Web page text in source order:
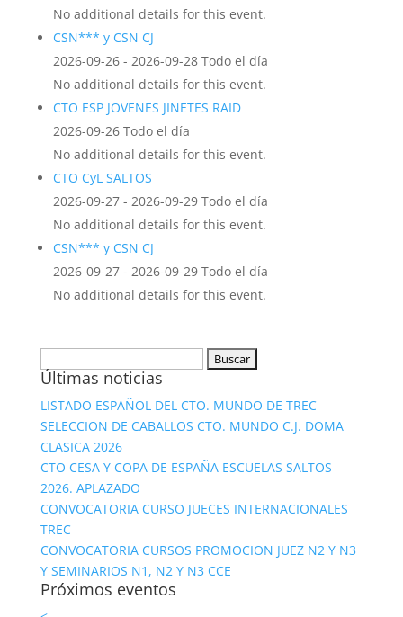
No additional details for this event.
CSN*** y CSN CJ
2026-09-26 - 2026-09-28 Todo el día
No additional details for this event.
CTO ESP JOVENES JINETES RAID
2026-09-26 Todo el día
No additional details for this event.
CTO CyL SALTOS
2026-09-27 - 2026-09-29 Todo el día
No additional details for this event.
CSN*** y CSN CJ
2026-09-27 - 2026-09-29 Todo el día
No additional details for this event.
Últimas noticias
LISTADO ESPAÑOL DEL CTO. MUNDO DE TREC
SELECCION DE CABALLOS CTO. MUNDO C.J. DOMA
CLASICA 2026
CTO CESA Y COPA DE ESPAÑA ESCUELAS SALTOS
2026. APLAZADO
CONVOCATORIA CURSO JUECES INTERNACIONALES
TREC
CONVOCATORIA CURSOS PROMOCION JUEZ N2 Y N3
Y SEMINARIOS N1, N2 Y N3 CCE
Próximos eventos